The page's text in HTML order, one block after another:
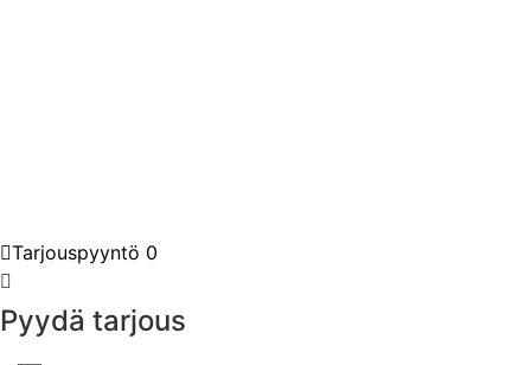
Tarjouspyyntö 0
Pyydä tarjous